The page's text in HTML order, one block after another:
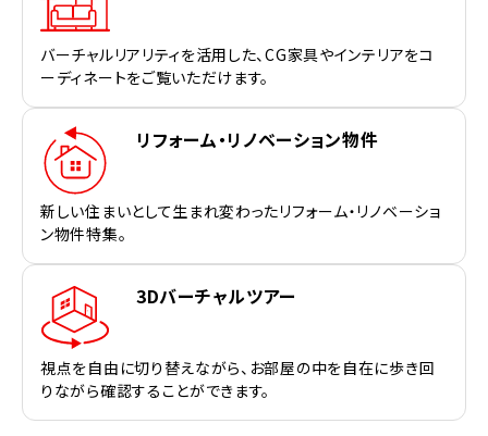
バーチャルリアリティを活用した、CG家具やインテリアをコ
ーディネートをご覧いただけます。
リフォーム・リノベーション物件
新しい住まいとして生まれ変わったリフォーム・リノベーショ
ン物件特集。
3Dバーチャルツアー
視点を自由に切り替えながら、お部屋の中を自在に歩き回
りながら確認することができます。